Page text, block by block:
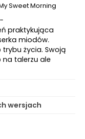
Sweet Morning
praktykująca
miodów.
życia. Swoją
talerzu ale
wersjach